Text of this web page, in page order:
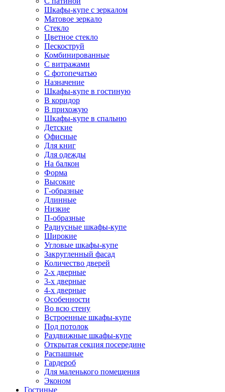
Шкафы-купе с зеркалом
Матовое зеркало
Стекло
Цветное стекло
Пескоструй
Комбинированные
С витражами
С фотопечатью
Назначение
Шкафы-купе в гостиную
В коридор
В прихожую
Шкафы-купе в спальню
Детские
Офисные
Для книг
Для одежды
На балкон
Форма
Высокие
Г-образные
Длинные
Низкие
П-образные
Радиусные шкафы-купе
Широкие
Угловые шкафы-купе
Закругленный фасад
Количество дверей
2-х дверные
3-х дверные
4-х дверные
Особенности
Во всю стену
Встроенные шкафы-купе
Под потолок
Раздвижные шкафы-купе
Открытая секция посередине
Распашные
Гардероб
Для маленького помещения
Эконом
Гостиные